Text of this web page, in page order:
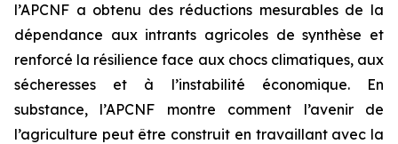
l’APCNF a obtenu des réductions mesurables de la
dépendance aux intrants agricoles de synthèse et
renforcé la résilience face aux chocs climatiques, aux
sécheresses et à l’instabilité économique. En
substance, l’APCNF montre comment l’avenir de
l’agriculture peut être construit en travaillant avec la